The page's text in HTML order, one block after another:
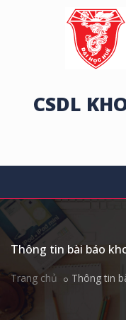
CSDL
Thông tin bài báo
Trang chủ Thông tin